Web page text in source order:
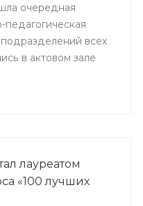
очередная
всех
в актовом зале
лауреатом
«100 лучших